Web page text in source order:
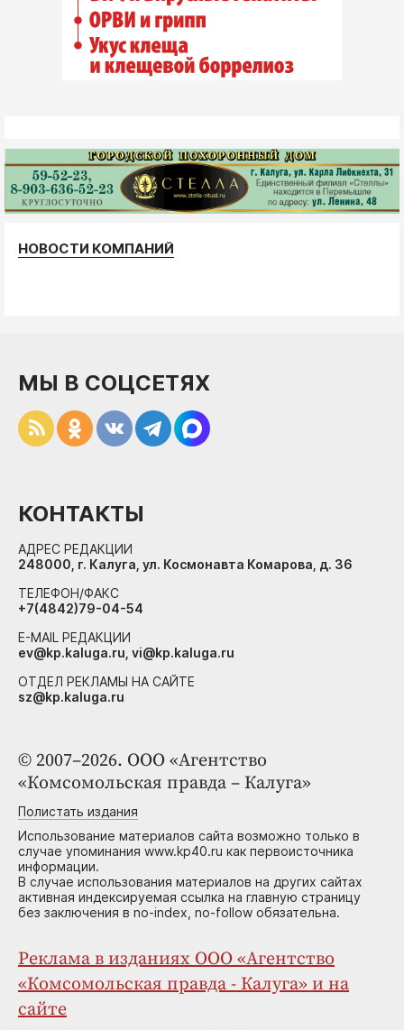
НОВОСТИ КОМПАНИЙ
© 2007–2026. ООО «Агентство
«Комсомольская правда – Калуга»
Полистать издания
Использование материалов сайта возможно только в
случае упоминания www.kp40.ru как первоисточника
информации.
В случае использования материалов на других сайтах
активная индексируемая ссылка на главную страницу
без заключения в no-index, no-follow обязательна.
Реклама в изданиях ООО «Агентство
«Комсомольская правда - Калуга» и на
сайте
МЫ В СОЦСЕТЯХ
КОНТАКТЫ
АДРЕС РЕДАКЦИИ
248000, г. Калуга, ул. Космонавта Комарова, д. 36
ТЕЛЕФОН/ФАКС
+7(4842)79-04-54
E-MAIL РЕДАКЦИИ
ev@kp.kaluga.ru, vi@kp.kaluga.ru
ОТДЕЛ РЕКЛАМЫ НА САЙТЕ
sz@kp.kaluga.ru